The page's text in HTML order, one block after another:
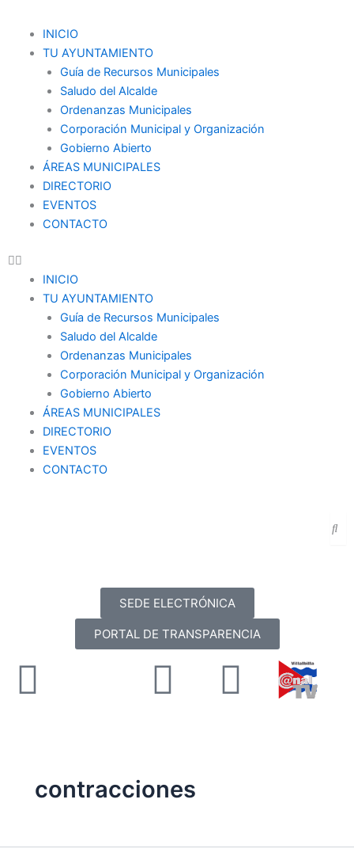
contenido
INICIO
TU AYUNTAMIENTO
Guía de Recursos Municipales
Saludo del Alcalde
Ordenanzas Municipales
Corporación Municipal y Organización
Gobierno Abierto
ÁREAS MUNICIPALES
DIRECTORIO
EVENTOS
CONTACTO
Menu
INICIO
TU AYUNTAMIENTO
Guía de Recursos Municipales
Saludo del Alcalde
Ordenanzas Municipales
Corporación Municipal y Organización
Gobierno Abierto
ÁREAS MUNICIPALES
DIRECTORIO
EVENTOS
CONTACTO
SEDE ELECTRÓNICA
PORTAL DE TRANSPARENCIA
FacebookYoutube
contracciones